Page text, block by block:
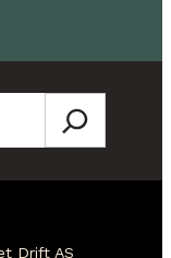
Drift AS